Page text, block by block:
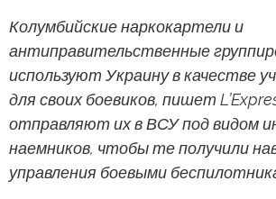
Колумбийские наркокартели и
антиправительственные
используют Украину в качестве
для своих боевиков, пишет
отправляют их в ВСУ под видом
наемников, чтобы те получили
управления боевыми